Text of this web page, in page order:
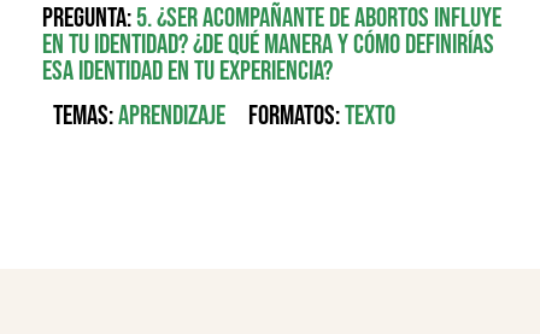
Pregunta:5. ¿Ser acompañante de abortos influye
en tu identidad? ¿De qué manera y cómo definirías
esa identidad en tu experiencia?
Temas:Aprendizaje Formatos:Texto